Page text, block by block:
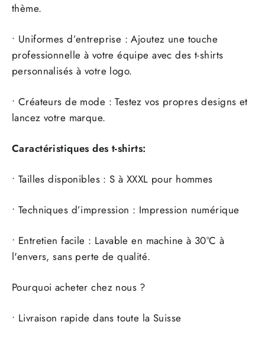
thème.
• Uniformes d’entreprise : Ajoutez une touche
professionnelle à votre équipe avec des t-shirts
personnalisés à votre logo.
• Créateurs de mode : Testez vos propres designs et
lancez votre marque.
Caractéristiques des t-shirts:
• Tailles disponibles : S à XXXL pour hommes
• Techniques d’impression : Impression numérique
• Entretien facile : Lavable en machine à 30°C à
l'envers, sans perte de qualité.
Pourquoi acheter chez nous ?
• Livraison rapide dans toute la Suisse